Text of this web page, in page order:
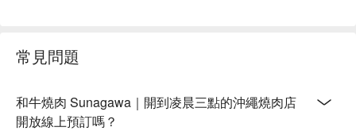
常見問題
和牛燒肉 Sunagawa｜開到凌晨三點的沖繩燒肉店
開放線上預訂嗎？